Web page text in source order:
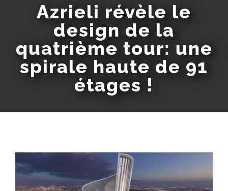
Azrieli révèle le
design de la
quatrième tour: une
spirale haute de 91
étages !
l'image
agrandie